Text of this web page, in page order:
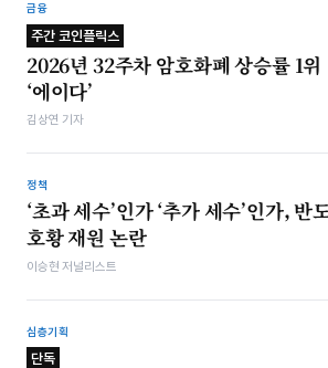
금융
주간 코인플릭스
2026년 32주차 암호화폐 상승률 1위
‘에이다’
김상연 기자
정책
‘초과 세수’인가 ‘추가 세수’인가, 반
호황 재원 논란
이승현 저널리스트
심층기획
단독